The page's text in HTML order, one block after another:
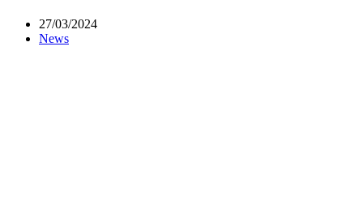
27/03/2024
News